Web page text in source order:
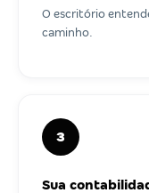
O escritório
caminho.
3
Sua